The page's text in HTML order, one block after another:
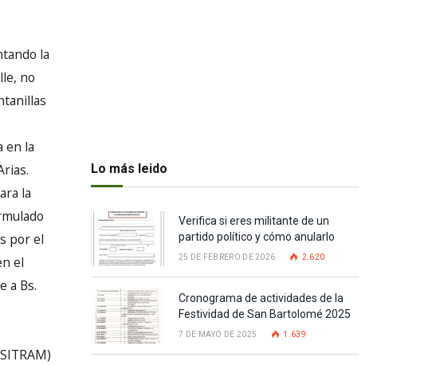
la
no
en la
la
por el
el
a Bs.
Lo más leido
Verifica si eres militante de un
partido político y cómo anularlo
25 DE FEBRERO DE 2026 2.620
Cronograma de actividades de la
Festividad de San Bartolomé 2025
7 DE MAYO DE 2025 1.639